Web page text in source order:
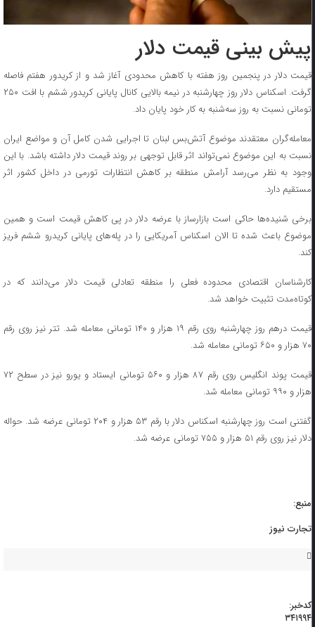
پیش بینی قیمت دلار
قیمت دلار در پنجمین روز هفته با کاهش محدودی آغاز شد و از کریدور هفتم فاصله
گرفت. اسکناس دلار روز چهارشنبه در نیمه بالایی کانال پایانی کریدور ششم با افت ۲۵۰
تومانی نسبت به روز سه‌شنبه به کار خود پایان داد.
معامله‌گران معتقدند موضوع آتش‌بس لبنان تا اجرایی شدن کامل آن و مواضع ایران
نسبت به این موضوع نمی‌تواند اثر قابل توجهی بر روند قیمت دلار داشته باشد. با این
وجود به نظر می‌رسد آرامش منطقه بر کاهش انتظارات تورمی در داخل کشور اثر
مستقیم دارد.
برخی شنیده‌ها حاکی است بازارساز با عرضه دلار در پی کاهش قیمت است و همین
موضوع باعث شده تا الان اسکناس آمریکایی را در پله‌های پایانی کریدرو ششم فریز
کند.
کارشناسان اقتصادی محدوده فعلی را منطقه تعادلی قیمت دلار می‌دانند که در
کوتاه‌مدت تثبیت خواهد شد.
قیمت درهم روز چهارشنبه روی رقم ۱۹ هزار و ۱۴۰ تومانی معامله شد. تتر نیز روی رقم
۷۰ هزار و ۶۵۰ تومانی معامله شد.
قیمت پوند انگلیس روی رقم ۸۷ هزار و ۵۶۰ تومانی ایستاد و یورو نیز در سطح ۷۲
هزار و ۹۹۰ تومانی معامله شد.
گفتنی است روز چهارشنبه اسکناس دلار با رقم ۵۳ هزار و ۲۰۴ تومانی عرضه شد. حواله
دلار نیز روی رقم ۵۱ هزار و ۷۵۵ تومانی عرضه شد.
منبع:
تجارت نیوز
کدخبر:
۳۴۱۹۹۴